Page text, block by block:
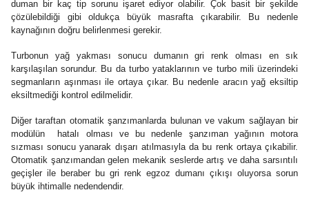
duman bir kaç tip sorunu işaret ediyor olabilir. Çok basit bir şekilde
çözülebildiği gibi oldukça büyük masrafta çıkarabilir. Bu nedenle
kaynağının doğru belirlenmesi gerekir.
Turbonun yağ yakması sonucu dumanın gri renk olması en sık
karşılaşılan sorundur. Bu da turbo yataklarının ve turbo mili üzerindeki
segmanların aşınması ile ortaya çıkar. Bu nedenle aracın yağ eksiltip
eksiltmediği kontrol edilmelidir.
Diğer taraftan otomatik şanzımanlarda bulunan ve vakum sağlayan bir
modülün hatalı olması ve bu nedenle şanzıman yağının motora
sızması sonucu yanarak dışarı atılmasıyla da bu renk ortaya çıkabilir.
Otomatik şanzımandan gelen mekanik seslerde artış ve daha sarsıntılı
geçişler ile beraber bu gri renk egzoz dumanı çıkışı oluyorsa sorun
büyük ihtimalle nedendendir.